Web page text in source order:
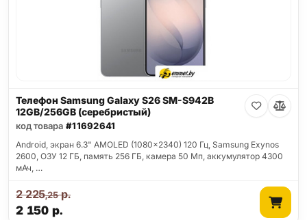
Телефон Samsung Galaxy S26 SM-S942B
12GB/256GB (серебристый)
код товара #11692641
Android, экран 6.3" AMOLED (1080x2340) 120 Гц, Samsung Exynos
2600, ОЗУ 12 ГБ, память 256 ГБ, камера 50 Мп, аккумулятор 4300
мАч, …
2 150 р.
2 225,25р.